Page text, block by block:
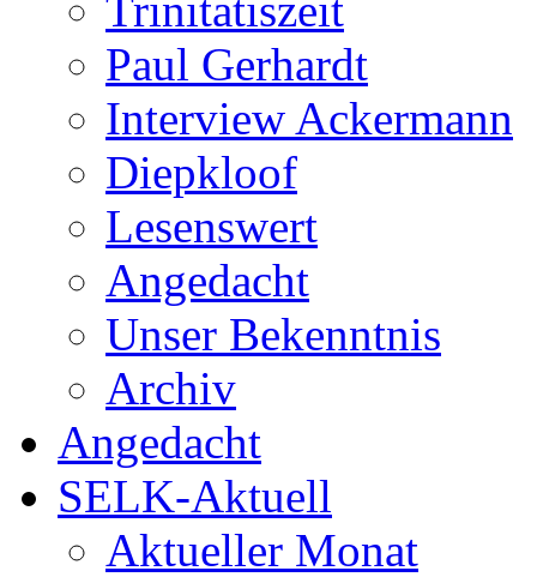
Paul Gerhardt
Interview Ackermann
Diepkloof
Lesenswert
Angedacht
Unser Bekenntnis
Archiv
Angedacht
SELK-Aktuell
Aktueller Monat